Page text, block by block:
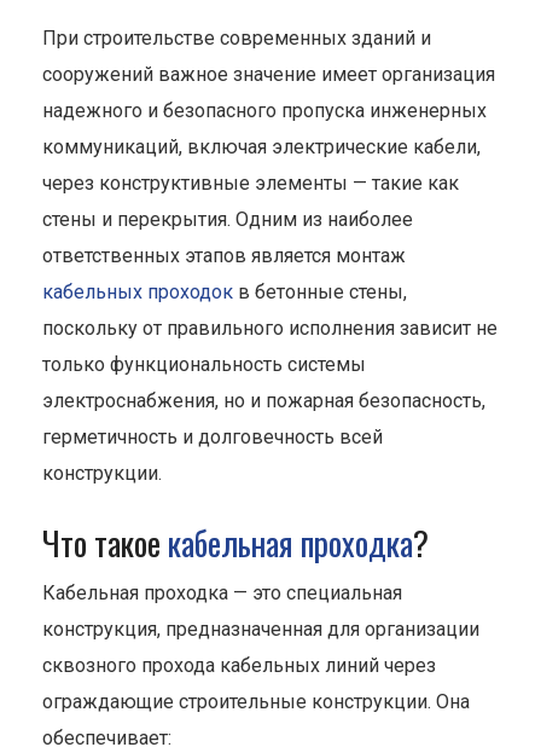
При строительстве современных зданий и
сооружений важное значение имеет организация
надежного и безопасного пропуска инженерных
коммуникаций, включая электрические кабели,
через конструктивные элементы — такие как
стены и перекрытия. Одним из наиболее
ответственных этапов является монтаж
кабельных проходок в бетонные стены,
поскольку от правильного исполнения зависит не
только функциональность системы
электроснабжения, но и пожарная безопасность,
герметичность и долговечность всей
конструкции.
Что такое кабельная проходка?
Кабельная проходка — это специальная
конструкция, предназначенная для организации
сквозного прохода кабельных линий через
ограждающие строительные конструкции. Она
обеспечивает: